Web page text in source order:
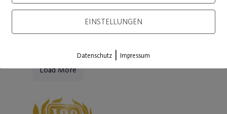
Load More
EINSTELLUNGEN
Datenschutz | Impressum